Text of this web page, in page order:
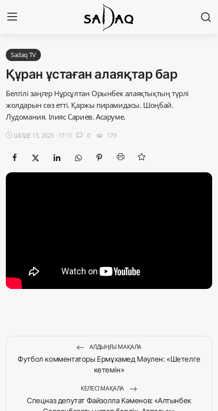
Кіру
Басты бет
Редакциялық байланыстар
Материалдарды қолдану тәртібі
Саясат
Спорт
Қазақ тілі
Sadaq TV
Құран ұстаған алаяқтар бар
Белгілі заңгер Нұрсұлтан Орынбек алаяқтықтың түрлі
жолдарын сөз етті. Қаржы пирамидасы. Шоңбай.
Лудомания. Ілияс Сариев. Асаруме.
ШІЛДЕ 15, 2025 - 17:11 chat_bubble 0 visibility 179
АЛДЫҢҒЫ МАҚАЛА
Футбол комментаторы Ермұхамед Мәулен: «Шетелге
кетемін»
КЕЛЕСІ МАҚАЛА
Спецназ депутат Файзолла Кәменов: «Алтынбек